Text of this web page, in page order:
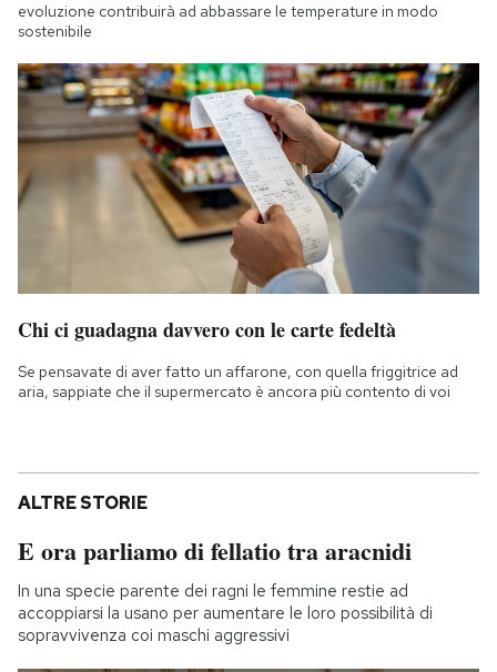
evoluzione contribuirà ad abbassare le temperature in modo
sostenibile
Chi ci guadagna davvero con le carte fedeltà
Se pensavate di aver fatto un affarone, con quella friggitrice ad
aria, sappiate che il supermercato è ancora più contento di voi
ALTRE STORIE
E ora parliamo di fellatio tra aracnidi
In una specie parente dei ragni le femmine restie ad
accoppiarsi la usano per aumentare le loro possibilità di
sopravvivenza coi maschi aggressivi